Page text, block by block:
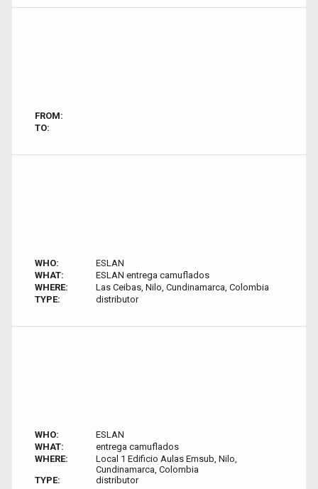
FROM:
TO:
WHO:
ESLAN
WHAT:
ESLAN entrega camuflados
WHERE:
Las Ceibas, Nilo, Cundinamarca, Colombia
TYPE:
distributor
WHO:
ESLAN
WHAT:
entrega camuflados
WHERE:
Local 1 Edificio Aulas Emsub, Nilo,
Cundinamarca, Colombia
TYPE:
distributor